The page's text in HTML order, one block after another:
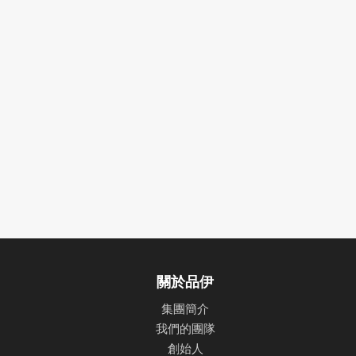
關於品伊
集團簡介
我們的團隊
創始人